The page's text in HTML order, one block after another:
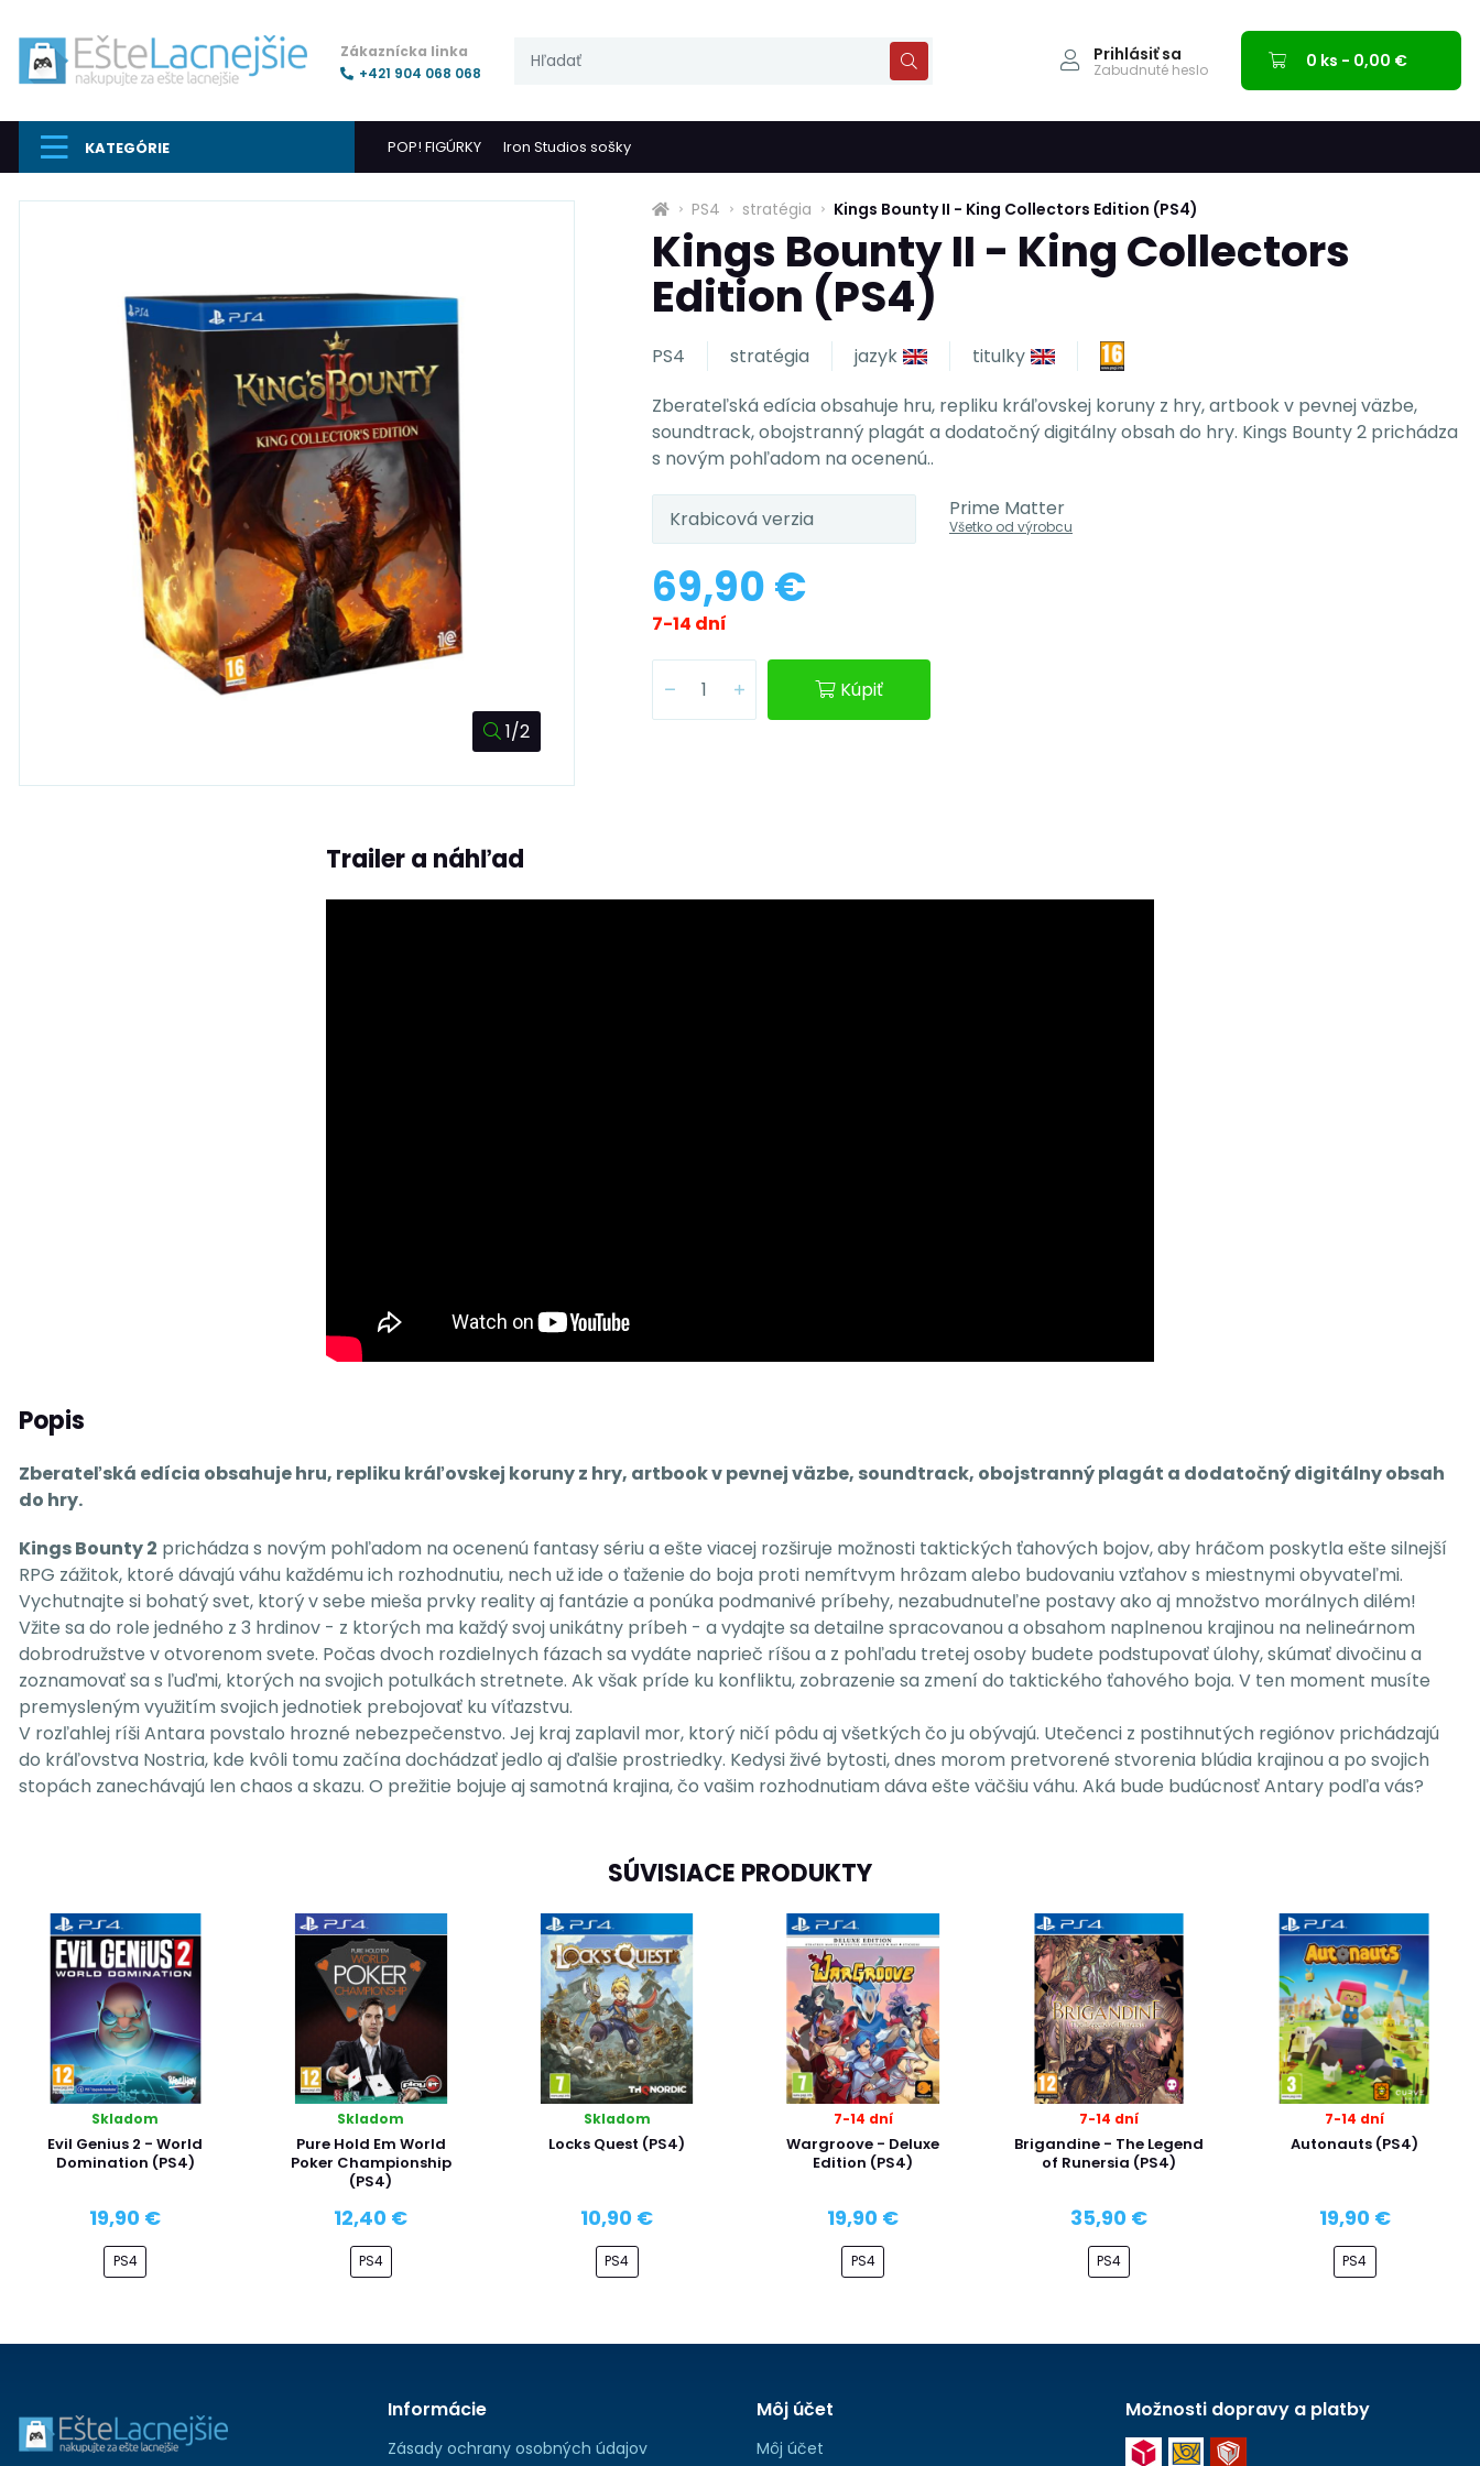
Zákaznícka linka
+421 904 068 068
Prihlásiť sa
Zabudnuté heslo 0 ks - 0,00 €
KATEGÓRIE POP! FIGÚRKY Iron Studios sošky
1/2
PS4 stratégia Kings Bounty II - King Collectors Edition (PS4)
Kings Bounty II - King Collectors
Edition (PS4)
PS4 stratégia jazyk
titulky
Zberateľská edícia obsahuje hru, repliku kráľovskej koruny z hry, artbook v pevnej väzbe,
soundtrack, obojstranný plagát a dodatočný digitálny obsah do hry. Kings Bounty 2 prichádza
s novým pohľadom na ocenenú..
Krabicová verzia Prime Matter
Všetko od výrobcu
69,90 €
7-14 dní
Kúpiť
Trailer a náhľad
Popis
Zberateľská edícia obsahuje hru, repliku kráľovskej koruny z hry, artbook v pevnej väzbe, soundtrack, obojstranný plagát a dodatočný digitálny obsah
do hry.
Kings Bounty 2 prichádza s novým pohľadom na ocenenú fantasy sériu a ešte viacej rozširuje možnosti taktických ťahových bojov, aby hráčom poskytla ešte silnejší
RPG zážitok, ktoré dávajú váhu každému ich rozhodnutiu, nech už ide o ťaženie do boja proti nemŕtvym hrôzam alebo budovaniu vzťahov s miestnymi obyvateľmi.
Vychutnajte si bohatý svet, ktorý v sebe mieša prvky reality aj fantázie a ponúka podmanivé príbehy, nezabudnuteľne postavy ako aj množstvo morálnych dilém!
Vžite sa do role jedného z 3 hrdinov - z ktorých ma každý svoj unikátny príbeh - a vydajte sa detailne spracovanou a obsahom naplnenou krajinou na nelineárnom
dobrodružstve v otvorenom svete. Počas dvoch rozdielnych fázach sa vydáte naprieč ríšou a z pohľadu tretej osoby budete podstupovať úlohy, skúmať divočinu a
zoznamovať sa s ľuďmi, ktorých na svojich potulkách stretnete. Ak však príde ku konfliktu, zobrazenie sa zmení do taktického ťahového boja. V ten moment musíte
premysleným využitím svojich jednotiek prebojovať ku víťazstvu.
V rozľahlej ríši Antara povstalo hrozné nebezpečenstvo. Jej kraj zaplavil mor, ktorý ničí pôdu aj všetkých čo ju obývajú. Utečenci z postihnutých regiónov prichádzajú
do kráľovstva Nostria, kde kvôli tomu začína dochádzať jedlo aj ďalšie prostriedky. Kedysi živé bytosti, dnes morom pretvorené stvorenia blúdia krajinou a po svojich
stopách zanechávajú len chaos a skazu. O prežitie bojuje aj samotná krajina, čo vašim rozhodnutiam dáva ešte väčšiu váhu. Aká bude budúcnosť Antary podľa vás?
SÚVISIACE PRODUKTY
Skladom
Evil Genius 2 - World
Domination (PS4)
19,90 €
PS4
Skladom
Pure Hold Em World
Poker Championship
(PS4)
12,40 €
PS4
Skladom
Locks Quest (PS4)
10,90 €
PS4
7-14 dní
Wargroove - Deluxe
Edition (PS4)
19,90 €
PS4
7-14 dní
Brigandine - The Legend
of Runersia (PS4)
35,90 €
PS4
7-14 dní
Autonauts (PS4)
19,90 €
PS4
Informácie
Zásady ochrany osobných údajov
Môj účet
Môj účet
Možnosti dopravy a platby